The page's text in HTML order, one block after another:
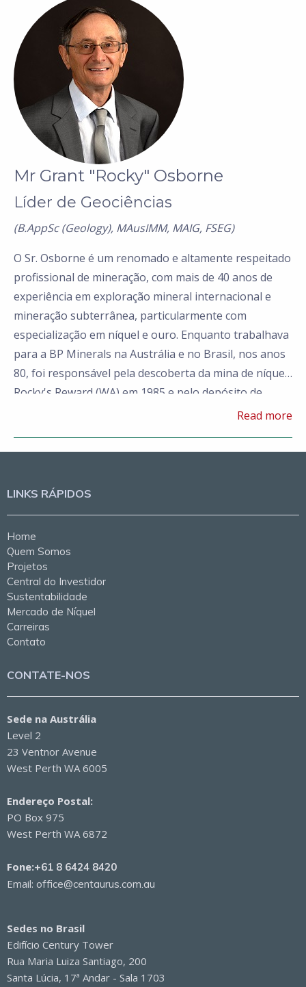
mineração de níquel da Sally Malay Mining.
Mr Grant "Rocky" Osborne
Líder de Geociências
(B.AppSc (Geology), MAusIMM, MAIG, FSEG)
O Sr. Osborne é um renomado e altamente respeitado
profissional de mineração, com mais de 40 anos de
experiência em exploração mineral internacional e
mineração subterrânea, particularmente com
especialização em níquel e ouro. Enquanto trabalhava
para a BP Minerals na Austrália e no Brasil, nos anos
80, foi responsável pela descoberta da mina de níquel
Rocky's Reward (WA) em 1985 e pelo depósito de
zinco-cobre-prata C2C no Brasil, além de ocupar o
Cabaçal I. Em 1989, ingressou na WMC no Brasil como
Principal, onde chefiou as equipes responsáveis pela
na pesquisa global de níquel sulfetado na África,
Canadá, China e América do Sul. De 2006 a 2009, o Sr.
Osborne trabalhou com o Mitchell River Group como
Geólogo Chefe para as empresas afiliadas Albidon
Limited e Mirabela Nickel Limited. Ele é fluente em
português e inglês e prestou consultoria para uma
commodities.
Read more
LINKS RÁPIDOS
Home
Quem Somos
Projetos
Central do Investidor
Sustentabilidade
Mercado de Níquel
Carreiras
Contato
CONTATE-NOS
Sede na Austrália
Level 2
23 Ventnor Avenue
West Perth WA 6005
Endereço Postal:
PO Box 975
West Perth WA 6872
Fone:+61 8 6424 8420
Email: office@centaurus.com.au
Sedes no Brasil
Edifício Century Tower
Rua Maria Luiza Santiago, 200
Santa Lúcia, 17ª Andar - Sala 1703